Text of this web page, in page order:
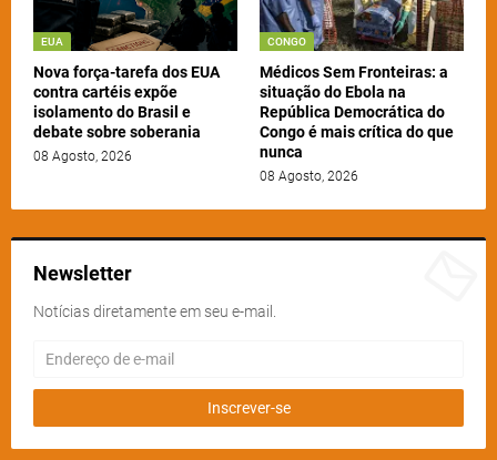
EUA
Nova força-tarefa dos EUA
contra cartéis expõe
isolamento do Brasil e
debate sobre soberania
08 Agosto, 2026
CONGO
Médicos Sem Fronteiras: a
situação do Ebola na
República Democrática do
Congo é mais crítica do que
nunca
08 Agosto, 2026
Newsletter
Notícias diretamente em seu e-mail.